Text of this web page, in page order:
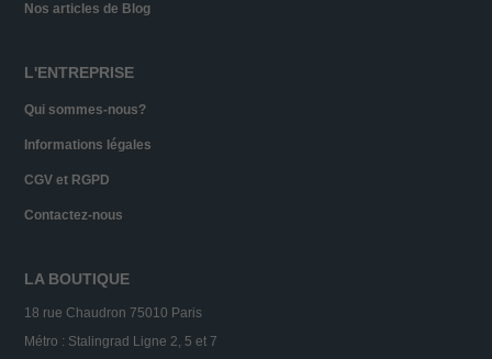
Nos articles de Blog
L'ENTREPRISE
Qui sommes-nous?
Informations légales
CGV et RGPD
Contactez-nous
LA BOUTIQUE
18 rue Chaudron 75010 Paris
Métro : Stalingrad Ligne 2, 5 et 7